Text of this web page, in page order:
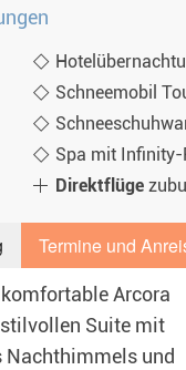
Schneemobil
Spa mit Infinity-
Direktflüge
Termine und
Arcora
Suite mit
Nachthimmels und